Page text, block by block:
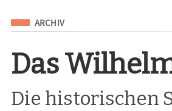
Eingeordnet unter
ARCHIV
Das
Die historischen